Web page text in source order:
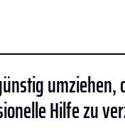
umziehen,
Hilfe zu